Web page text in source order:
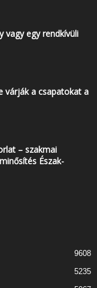
vagy egy rendkívüli
várják a csapatokat a
– szakmai
Észak-
9608
5235